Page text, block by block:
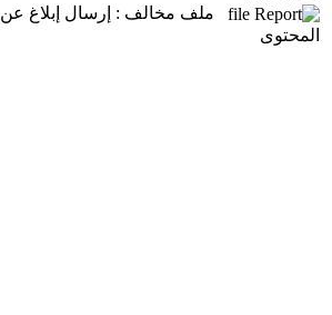
ملف مخالف : إرسال إبلاغ عن
المحتوى